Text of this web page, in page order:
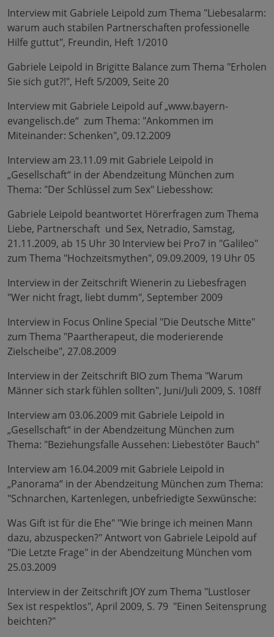
Interview mit Gabriele Leipold zum Thema "Liebesalarm:
warum auch stabilen Partnerschaften professionelle
Hilfe guttut", Freundin, Heft 1/2010
Gabriele Leipold in Brigitte Balance zum Thema "Erholen
Sie sich gut?!", Heft 5/2009, Seite 20
Interview mit Gabriele Leipold auf „www.bayern-
evangelisch.de“ zum Thema: "Ankommen im
Miteinander: Schenken", 09.12.2009
Interview am 23.11.09 mit Gabriele Leipold in
„Gesellschaft“ in der Abendzeitung München zum
Thema: "Der Schlüssel zum Sex" Liebesshow:
Gabriele Leipold beantwortet Hörerfragen zum Thema
Liebe, Partnerschaft und Sex, Netradio, Samstag,
21.11.2009, ab 15 Uhr 30 Interview bei Pro7 in "Galileo"
zum Thema "Hochzeitsmythen", 09.09.2009, 19 Uhr 05
Interview in der Zeitschrift Wienerin zu Liebesfragen
"Wer nicht fragt, liebt dumm", September 2009
Interview in Focus Online Special "Die Deutsche Mitte"
zum Thema "Paartherapeut, die moderierende
Zielscheibe", 27.08.2009
Interview in der Zeitschrift BIO zum Thema "Warum
Männer sich stark fühlen sollten", Juni/Juli 2009, S. 108ff
Interview am 03.06.2009 mit Gabriele Leipold in
„Gesellschaft“ in der Abendzeitung München zum
Thema: "Beziehungsfalle Aussehen: Liebestöter Bauch"
Interview am 16.04.2009 mit Gabriele Leipold in
„Panorama“ in der Abendzeitung München zum Thema:
"Schnarchen, Kartenlegen, unbefriedigte Sexwünsche:
Was Gift ist für die Ehe" "Wie bringe ich meinen Mann
dazu, abzuspecken?" Antwort von Gabriele Leipold auf
"Die Letzte Frage" in der Abendzeitung München vom
25.03.2009
Interview in der Zeitschrift JOY zum Thema "Lustloser
Sex ist respektlos", April 2009, S. 79 "Einen Seitensprung
beichten?"